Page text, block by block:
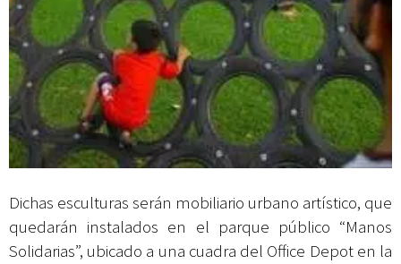
Dichas esculturas serán mobiliario urbano artístico, que
quedarán instalados en el parque público “Manos
Solidarias”, ubicado a una cuadra del Office Depot en la